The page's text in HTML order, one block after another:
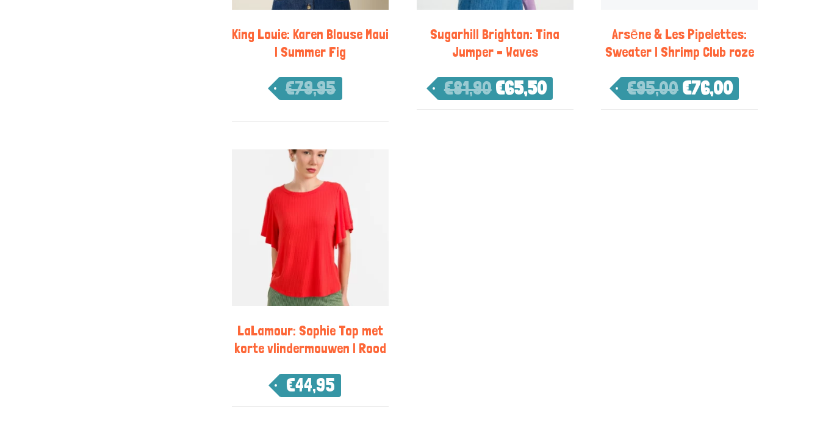
King Louie: Karen Blouse Maui
| Summer Fig
€79,95
Sugarhill Brighton: Tina
Jumper – Waves
€81,90 €65,50
Arsēne & Les Pipelettes:
Sweater | Shrimp Club roze
€95,00 €76,00
LaLamour: Sophie Top met
korte vlindermouwen | Rood
€44,95